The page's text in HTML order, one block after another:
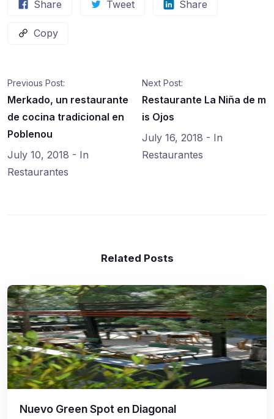
Share Tweet Share
Copy
Previous Post:
Merkado, un restaurante
de cocina tradicional en
Poblenou
July 10, 2018 - In
Restaurantes
Next Post:
Restaurante La Niña de m
is Ojos
July 16, 2018 - In
Restaurantes
Related Posts
Nuevo Green Spot en Diagonal